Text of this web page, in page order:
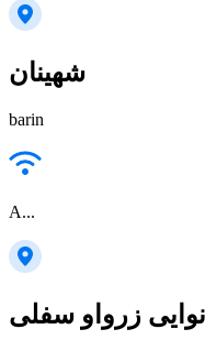
شهینان
barin
A...
زرواو سفلی